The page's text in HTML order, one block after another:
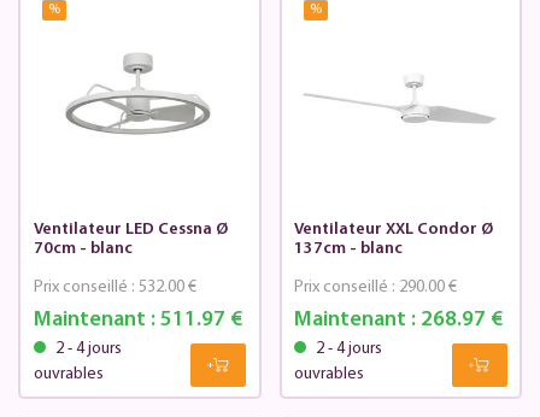
%
Ventilateur LED Cessna Ø
70cm - blanc
Maintenant :511.97 €
Prix conseillé : 532.00 €
2 - 4 jours
ouvrables
%
Ventilateur XXL Condor Ø
137cm - blanc
Maintenant : 268.97 €
Prix conseillé : 290.00 €
2 - 4 jours
ouvrables